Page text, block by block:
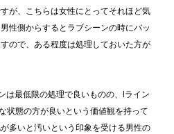
が、こちらは女性にとってそれほど気
性側からするとラブシーンの時にバッ
ので、ある程度は処理しておいた方が
は最低限の処理で良いものの、Iライン
状態の方が良いという価値観を持って
多いと汚いという印象を受ける男性の